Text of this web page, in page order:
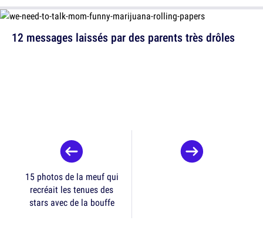
12 messages laissés par des parents très drôles
15 photos de la meuf qui
recréait les tenues des
stars avec de la bouffe